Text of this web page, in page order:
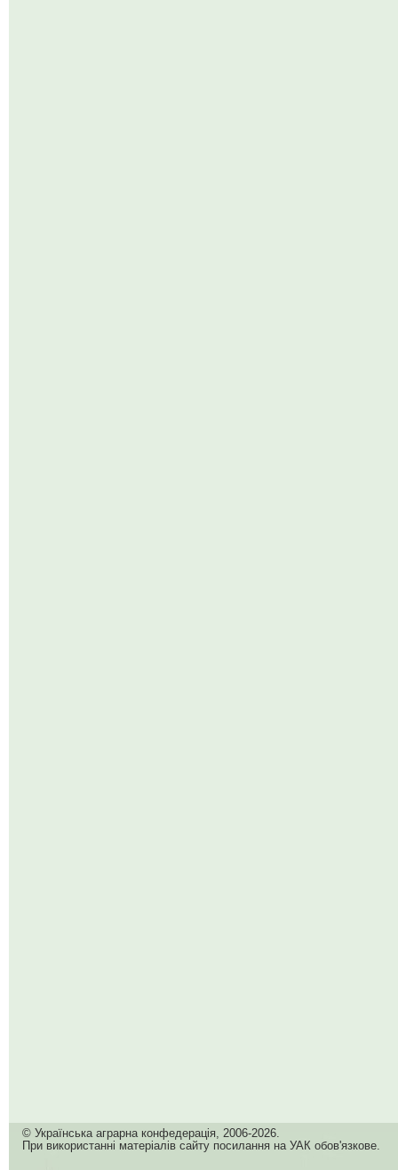
© Українська аграрна конфедерація, 2006-2026.
При використанні матеріалів сайту посилання на УАК обов'язкове.